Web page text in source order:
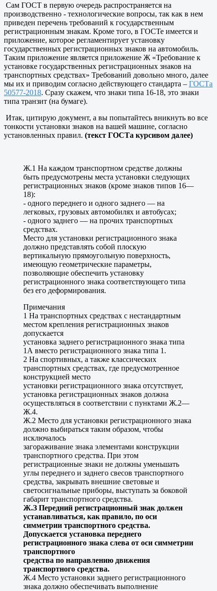
Сам ГОСТ в первую очередь распространяется на
производственно - технологические вопросы, так как в нем
приведен перечень требований к государственным
регистрационным знакам. Кроме того, в ГОСТе имеется и
приложение, которое регламентирует установку
государственных регистрационных знаков на автомобиль.
Таким приложение является приложение Ж «Требование к
установке государственных регистрационных знаков на
транспортных средствах» Требований довольно много, далее
мы их и приводим согласно действующего стандарта – ГОСТа
50577-2018. Сразу скажем, что знаки типа 16-18, это знаки
типа транзит (на бумаге).
Итак, цитирую документ, а вы попытайтесь вникнуть во все
тонкости установки знаков на вашей машине, согласно
установленных правил. (текст ГОСТа курсивом далее)
Ж.1 На каждом транспортном средстве должны
быть предусмотрены места установки следующих
регистрационных знаков (кроме знаков типов 16—
18):
- одного переднего и одного заднего — на
легковых, грузовых автомобилях и автобусах;
- одного заднего — на прочих транспортных
средствах.
Место для установки регистрационного знака
должно представлять собой плоскую
вертикальную прямоугольную поверхность,
имеющую геометрические параметры,
позволяющие обеспечить установку
регистрационного знака соответствующего типа
без его деформирования.
Примечания
1 На транспортных средствах с нестандартным
местом крепления регистрационных знаков
допускается
установка заднего регистрационного знака типа
1А вместо регистрационного знака типа 1.
2 На спортивных, а также классических
транспортных средствах, где предусмотренное
конструкцией место
установки регистрационного знака отсутствует,
установка регистрационных знаков должна
осуществляться в соответствии с пунктами Ж.2—
Ж.4.
Ж.2 Место для установки регистрационного знака
должно выбираться таким образом, чтобы
исключалось
загораживание знака элементами конструкции
транспортного средства. При этом
регистрационные знаки не должны уменьшать
углы переднего и заднего свесов транспортного
средства, закрывать внешние световые и
светосигнальные приборы, выступать за боковой
габарит транспортного средства.
Ж.З Передний регистрационный знак должен
устанавливаться, как правило, по оси
симметрии транспортного средства.
Допускается установка переднего
регистрационного знака слева от оси симметрии
транспортного
средства по направлению движения
транспортного средства.
Ж.4 Место установки заднего регистрационного
знака должно обеспечивать выполнение